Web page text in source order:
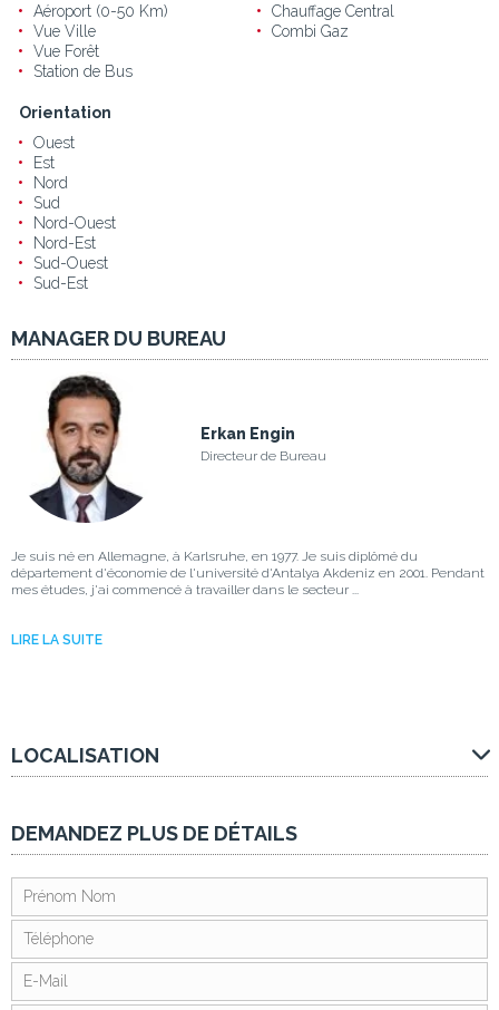
Aéroport (0-50 Km)
Vue Ville
Vue Forêt
Station de Bus
Chauffage Central
Combi Gaz
Orientation
Ouest
Est
Nord
Sud
Nord-Ouest
Nord-Est
Sud-Ouest
Sud-Est
MANAGER DU BUREAU
Erkan Engin
Directeur de Bureau
Je suis né en Allemagne, à Karlsruhe, en 1977. Je suis diplômé du
département d'économie de l'université d'Antalya Akdeniz en 2001. Pendant
mes études, j'ai commencé à travailler dans le secteur ...
LIRE LA SUITE
LOCALISATION
DEMANDEZ PLUS DE DÉTAILS